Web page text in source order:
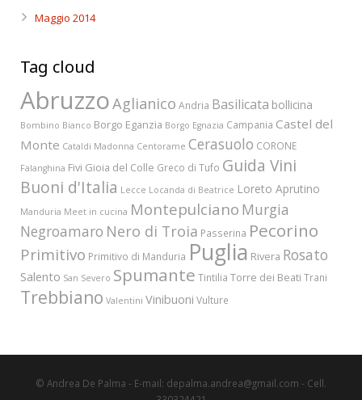
Maggio 2014
Tag cloud
AbruzzoAglianico Andria Basilicata bollicina
Bombino Bianco Borgo Eganzia Borgo Egnazia Campania Castel del
Monte Cataldi Madonna Centorame Cerasuolo CORONE
Falanghina Fivi Gioia del Colle Greco di Tufo Guida Vini
Buoni d'Italia Lecce Locanda di Beatrice Loreto Aprutino
Manduria Meet in cucina Montepulciano Murgia
Negroamaro Nero di Troia Passerina Pecorino
Primitivo Primitivo di Manduria Puglia Rivera Rosato
Salento San Severo Spumante Tintilia Torre dei Beati Trani
Trebbiano Valentini Vinibuoni Vulture
© Andrea De Palma - E-mail: depalma.andrea@gmail.com - Cell.